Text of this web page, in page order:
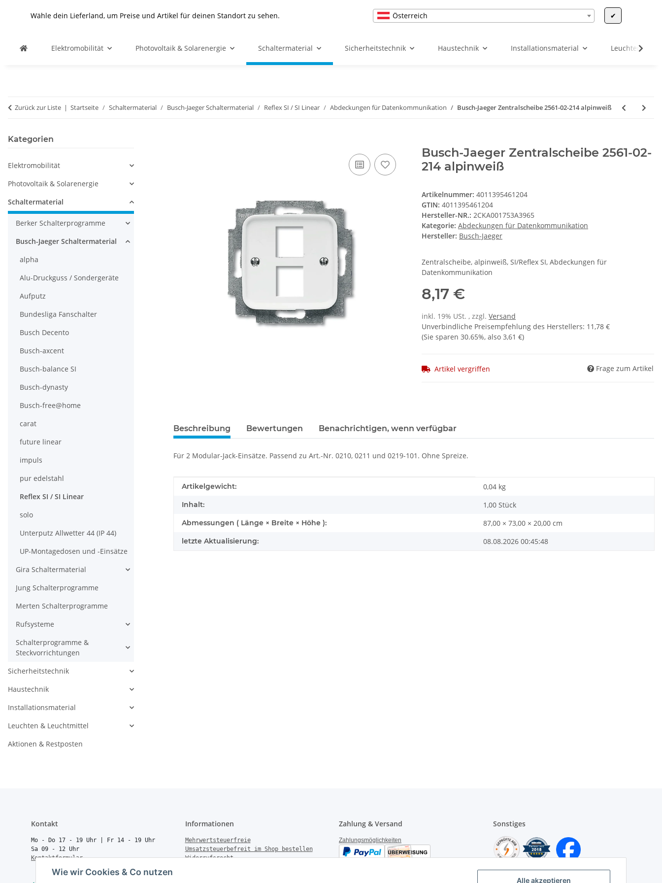
Alle akzeptieren
Wie wir Cookies & Co nutzen
Wähle dein Lieferland, um Preise und Artikel für deinen Standort zu sehen. Österreich ✔
Elektromobilität Photovoltaik & Solarenergie Schaltermaterial Sicherheitstechnik Haustechnik Installationsmaterial Leuchten &
Zurück zur Liste Startseite Schaltermaterial Busch-Jaeger Schaltermaterial Reflex SI / SI Linear Abdeckungen für Datenkommunikation Busch-Jaeger Zentralscheibe 2561-02-214 alpinweiß
Busch-Jaeger Zentralscheibe 2561-02-
214 alpinweiß
Artikelnummer: 4011395461204
GTIN: 4011395461204
Hersteller-NR.: 2CKA001753A3965
Kategorie: Abdeckungen für Datenkommunikation
Hersteller: Busch-Jaeger
Zentralscheibe, alpinweiß, SI/Reflex SI, Abdeckungen für
Datenkommunikation
8,17 €
inkl. 19% USt. , zzgl. Versand
Unverbindliche Preisempfehlung des Herstellers: 11,78 €
(Sie sparen 30.65%, also 3,61 €)
Artikel vergriffen Frage zum Artikel
Beschreibung Bewertungen Benachrichtigen, wenn verfügbar
Für 2 Modular-Jack-Einsätze. Passend zu Art.-Nr. 0210, 0211 und 0219-101. Ohne Spreize.
Produkteigenschaft
Wert
Artikelgewicht: 0,04 kg
Inhalt: 1,00 Stück
Abmessungen ( Länge × Breite × Höhe ): 87,00 × 73,00 × 20,00 cm
letzte Aktualisierung: 08.08.2026 00:45:48
Kategorien
Elektromobilität
Photovoltaik & Solarenergie
Schaltermaterial
Berker Schalterprogramme
Busch-Jaeger Schaltermaterial
alpha
Alu-Druckguss / Sondergeräte
Aufputz
Bundesliga Fanschalter
Busch Decento
Busch-axcent
Busch-balance SI
Busch-dynasty
Busch-free@home
carat
future linear
impuls
pur edelstahl
Reflex SI / SI Linear
solo
Unterputz Allwetter 44 (IP 44)
UP-Montagedosen und -Einsätze
Gira Schaltermaterial
Jung Schalterprogramme
Merten Schalterprogramme
Rufsysteme
Schalterprogramme &
Steckvorrichtungen
Sicherheitstechnik
Haustechnik
Installationsmaterial
Leuchten & Leuchtmittel
Aktionen & Restposten
Kontakt
Mo - Do 17 - 19 Uhr | Fr 14 - 19 Uhr
Sa 09 - 12 Uhr
Kontaktformular
Informationen
Mehrwertsteuerfreie
Umsatzsteuerbefreit im Shop bestellen
Widerrufsrecht
Zahlung & Versand
Zahlungsmöglichkeiten
Sonstiges